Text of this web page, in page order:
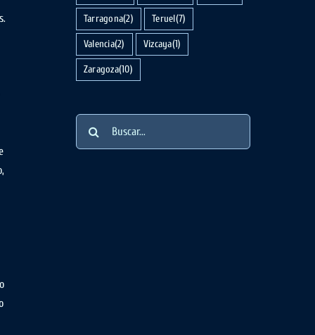
Tarragona(2) Teruel(7)
Valencia(2) Vizcaya(1)
Zaragoza(10)